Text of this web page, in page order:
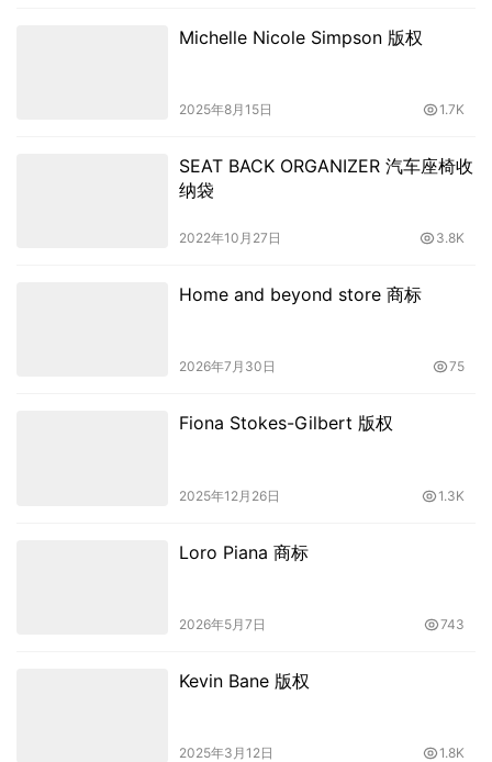
Michelle Nicole Simpson 版权
2025年8月15日 1.7K
SEAT BACK ORGANIZER 汽车座椅收
纳袋
2022年10月27日 3.8K
Home and beyond store 商标
2026年7月30日 75
Fiona Stokes-Gilbert 版权
2025年12月26日 1.3K
Loro Piana 商标
2026年5月7日 743
Kevin Bane 版权
2025年3月12日 1.8K